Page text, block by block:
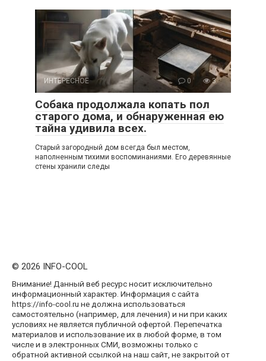
ИНТЕРЕСНОЕ 0 3
Собака продолжала копать пол
старого дома, и обнаруженная ею
тайна удивила всех.
Старый загородный дом всегда был местом,
наполненным тихими воспоминаниями. Его деревянные
стены хранили следы
© 2026 INFO-COOL
Внимание! Данный веб ресурс носит исключительно
информационный характер. Информация с сайта
https://info-cool.ru не должна использоваться
самостоятельно (например, для лечения) и ни при каких
условиях не является публичной офертой. Перепечатка
материалов и использование их в любой форме, в том
числе и в электронных СМИ, возможны только с
обратной активной ссылкой на наш сайт, не закрытой от